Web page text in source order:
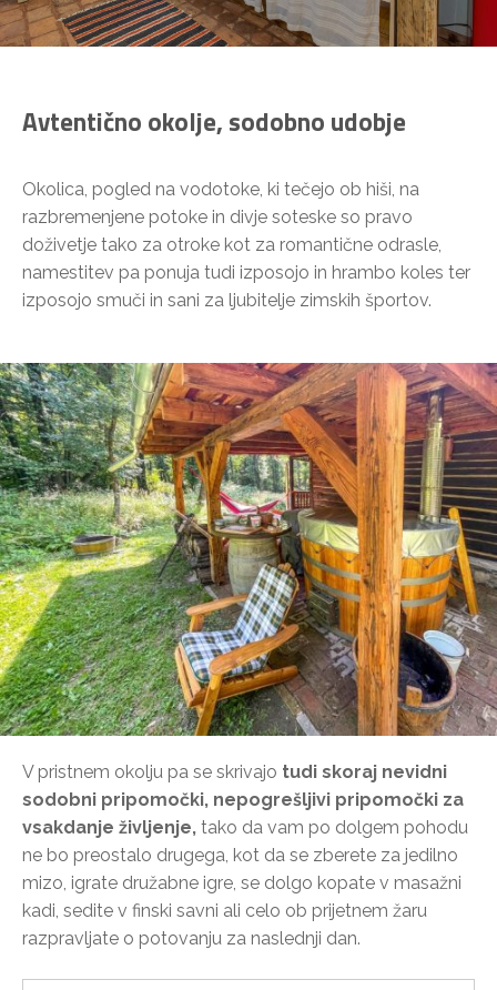
Avtentično okolje, sodobno udobje
Okolica, pogled na vodotoke, ki tečejo ob hiši, na
razbremenjene potoke in divje soteske so pravo
doživetje tako za otroke kot za romantične odrasle,
namestitev pa ponuja tudi izposojo in hrambo koles ter
izposojo smuči in sani za ljubitelje zimskih športov.
V pristnem okolju pa se skrivajo tudi skoraj nevidni
sodobni pripomočki, nepogrešljivi pripomočki za
vsakdanje življenje, tako da vam po dolgem pohodu
ne bo preostalo drugega, kot da se zberete za jedilno
mizo, igrate družabne igre, se dolgo kopate v masažni
kadi, sedite v finski savni ali celo ob prijetnem žaru
razpravljate o potovanju za naslednji dan.